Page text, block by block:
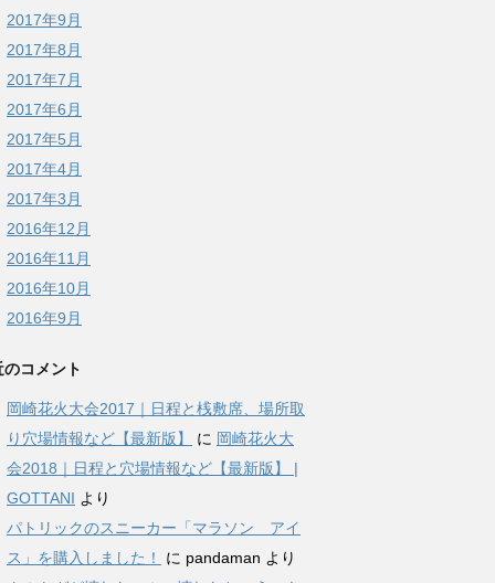
2017年9月
2017年8月
2017年7月
2017年6月
2017年5月
2017年4月
2017年3月
2016年12月
2016年11月
2016年10月
2016年9月
のコメント
岡崎花火大会2017｜日程と桟敷席、場所取
り穴場情報など【最新版】
に 岡崎花火大
会2018｜日程と穴場情報など【最新版】 |
GOTTANI より
パトリックのスニーカー「マラソン アイ
ス」を購入しました！
に pandaman より